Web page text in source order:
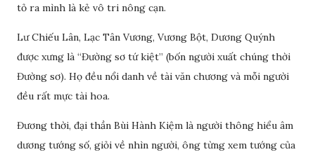
tỏ ra mình là kẻ vô tri nông cạn.
Lư Chiếu Lân, Lạc Tân Vương, Vương Bột, Dương Quýnh
được xưng là “Đường sơ tứ kiệt” (bốn người xuất chúng thời
Đường sơ). Họ đều nổi danh về tài văn chương và mỗi người
đều rất mực tài hoa.
Đương thời, đại thần Bùi Hành Kiệm là người thông hiểu âm
dương tướng số, giỏi về nhìn người, ông từng xem tướng của